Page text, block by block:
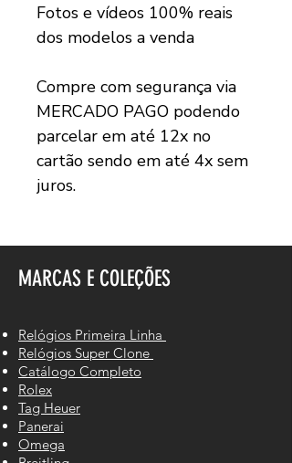
Fotos e vídeos 100% reais
dos modelos a venda
Compre com segurança via
MERCADO PAGO podendo
parcelar em até 12x no
cartão sendo em até 4x sem
juros.
MARCAS E COLEÇÕES
Relógios Primeira Linha
Relógios Super Clone
Catálogo Completo
Rolex
Tag Heuer
Panerai
Omega